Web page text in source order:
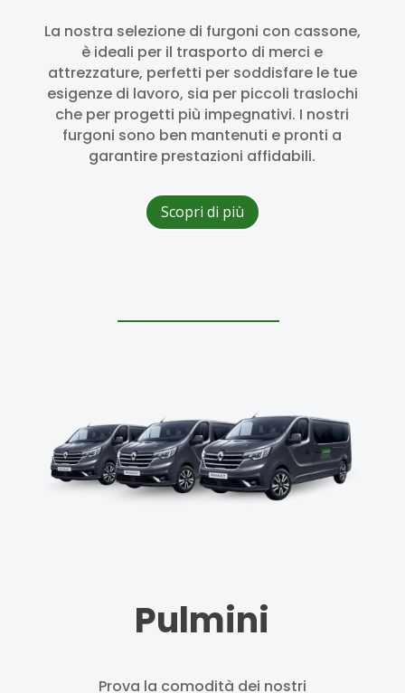
La nostra selezione di furgoni con cassone,
è ideali per il trasporto di merci e
attrezzature, perfetti per soddisfare le tue
esigenze di lavoro, sia per piccoli traslochi
che per progetti più impegnativi. I nostri
furgoni sono ben mantenuti e pronti a
garantire prestazioni affidabili.
Scopri di più
Pulmini
Prova la comodità dei nostri